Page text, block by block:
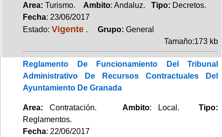
Area: Turismo. Ambito: Andaluz. Tipo: Decretos.
Fecha: 23/06/2017
Estado: Vigente . Grupo: General
Tamaño:173 kb
Reglamento De Funcionamiento Del Tribunal
Administrativo De Recursos Contractuales Del
Ayuntamiento De Granada
Area: Contratación. Ambito: Local. Tipo:
Reglamentos.
Fecha: 22/06/2017